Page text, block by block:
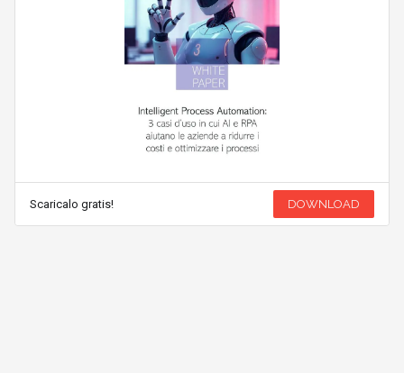
Scaricalo gratis! DOWNLOAD